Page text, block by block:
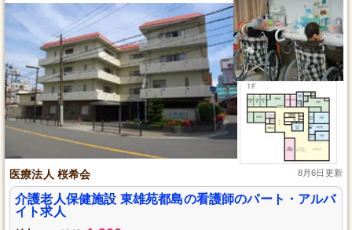
医療法人 桜希会 8月6日更新
介護老人保健施設 東雄苑都島の看護師のパート・アルバ
イト求人